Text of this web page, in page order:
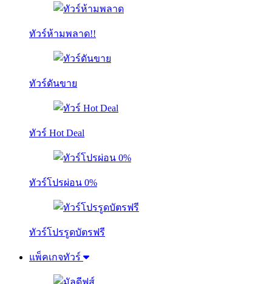
ทัวร์ห้ามพลาด!!
ทัวร์ดันขาย
ทัวร์ Hot Deal
ทัวร์โปรผ่อน 0%
ทัวร์โปรรูดบัตรฟรี
แพ็คเกจทัวร์